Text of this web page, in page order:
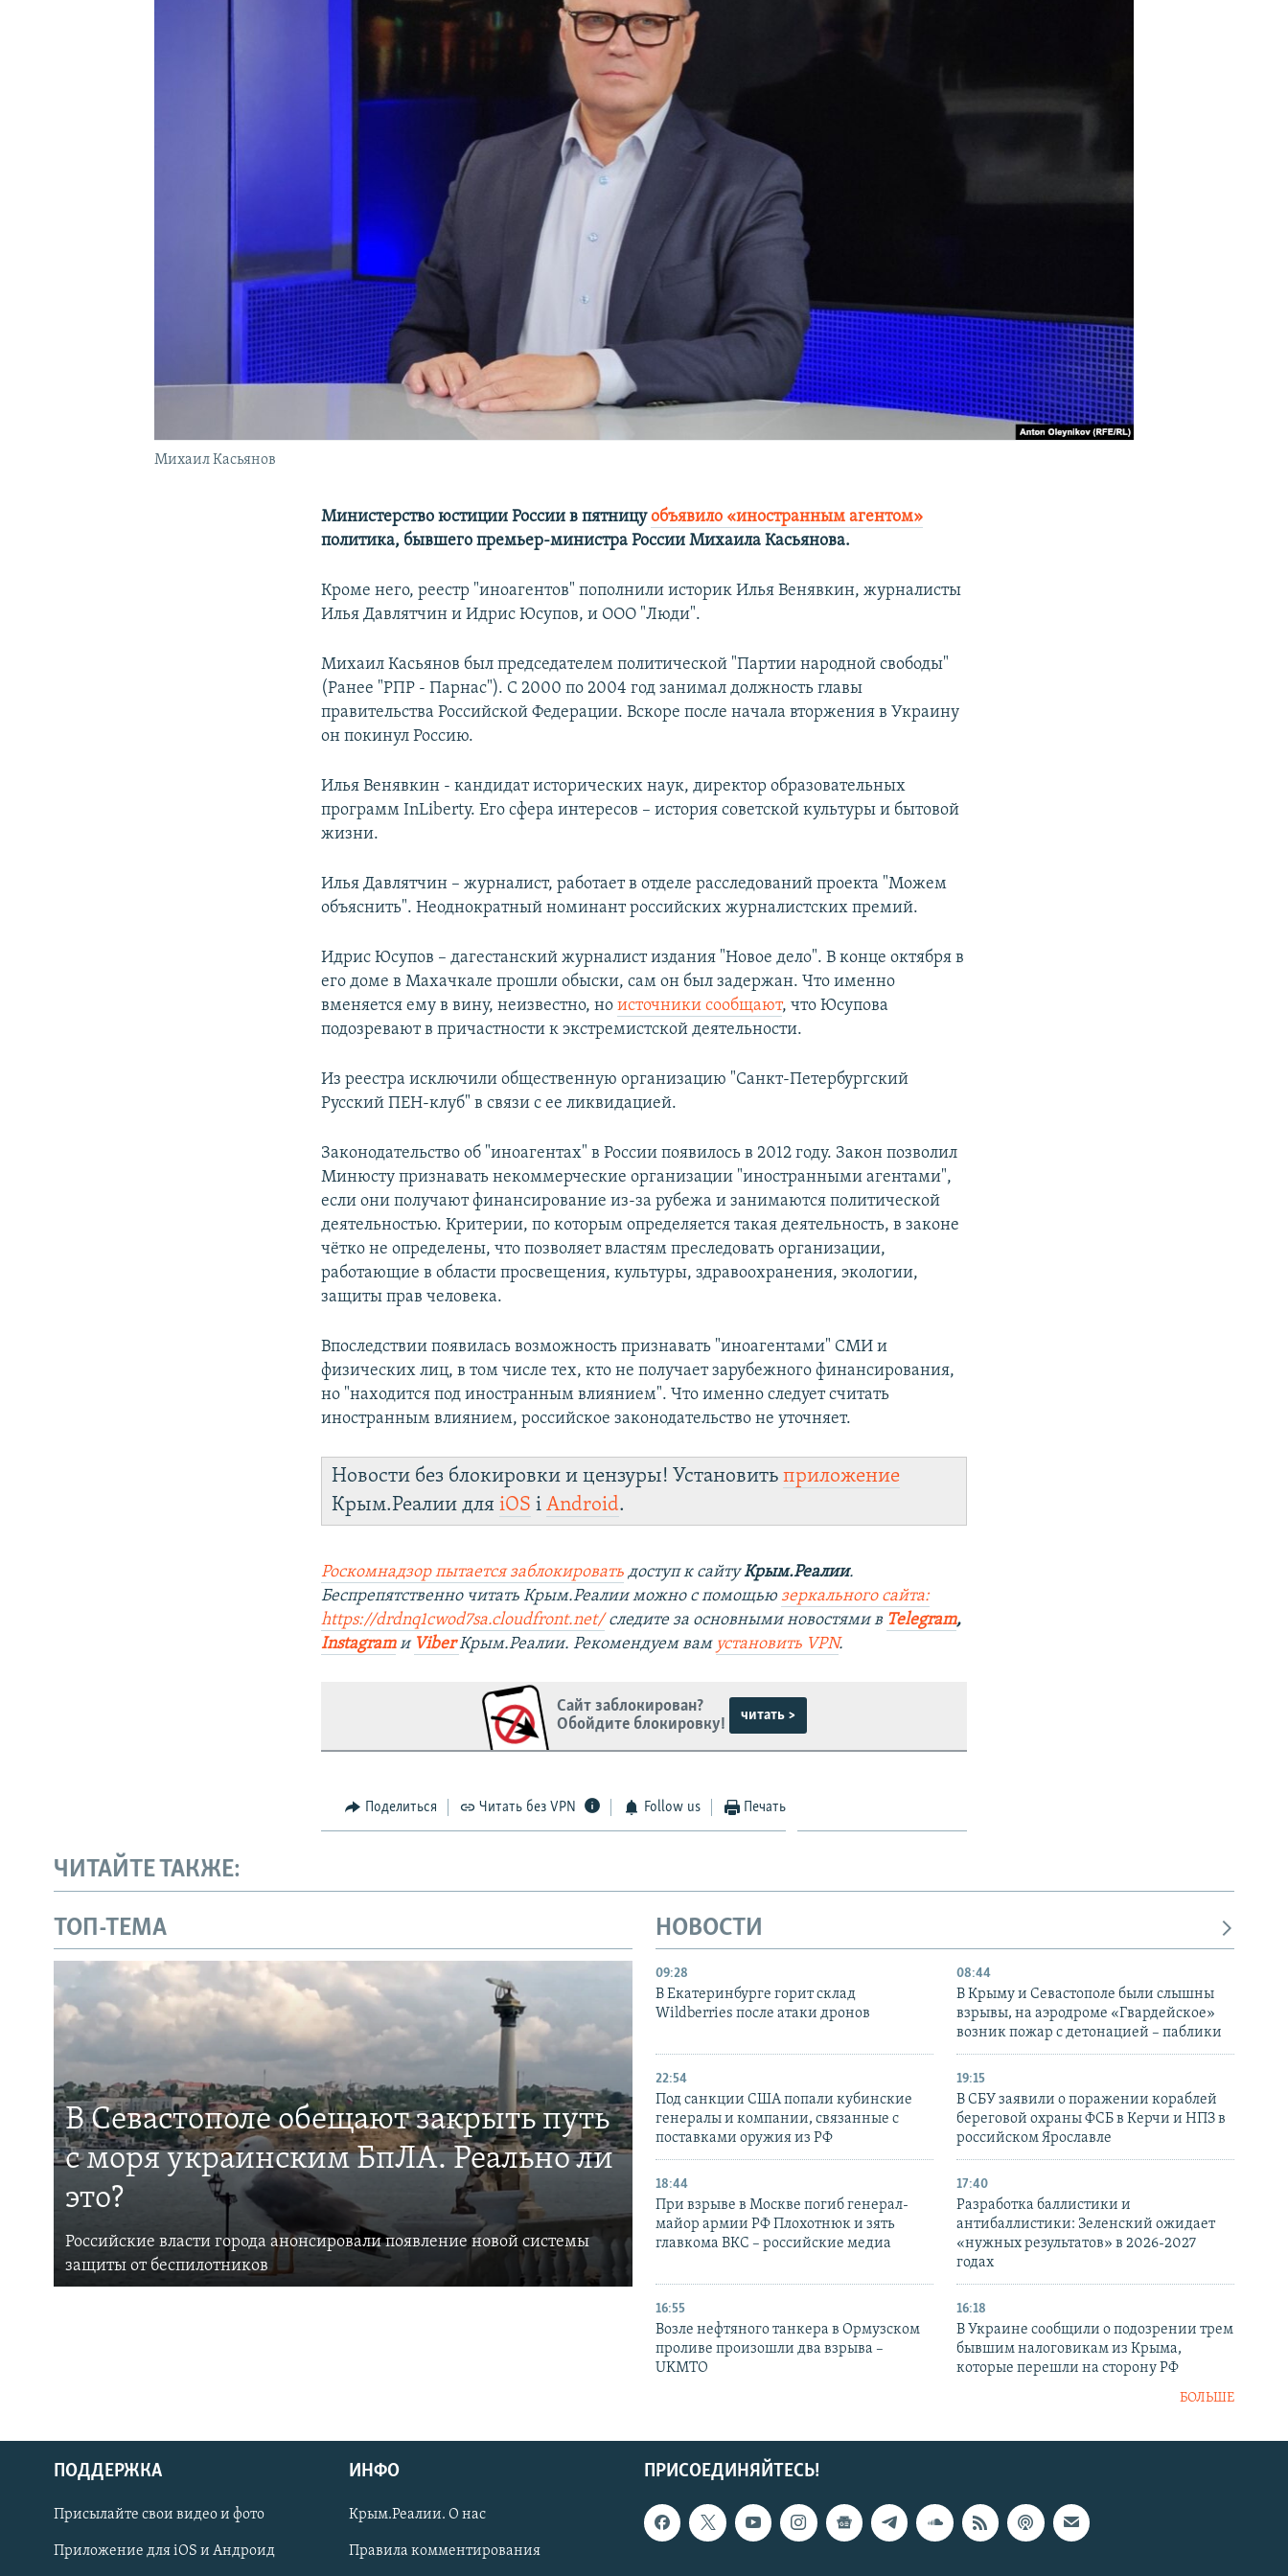
Українською
Qırımtatar
Михаил Касьянов
Министерство юстиции России в пятницуобъявило «иностранным агентом»
политика, бывшего премьер-министра России Михаила Касьянова.
Кроме него, реестр "иноагентов" пополнили историк Илья Венявкин, журналисты
Илья Давлятчин и Идрис Юсупов, и ООО "Люди".
Михаил Касьянов был председателем политической "Партии народной свободы"
(Ранее "РПР - Парнас"). С 2000 по 2004 год занимал должность главы
правительства Российской Федерации. Вскоре после начала вторжения в Украину
он покинул Россию.
Илья Венявкин - кандидат исторических наук, директор образовательных
программ InLiberty. Его сфера интересов – история советской культуры и бытовой
жизни.
Илья Давлятчин – журналист, работает в отделе расследований проекта "Можем
объяснить". Неоднократный номинант российских журналистских премий.
Идрис Юсупов – дагестанский журналист издания "Новое дело". В конце октября в
его доме в Махачкале прошли обыски, сам он был задержан. Что именно
вменяется ему в вину, неизвестно, ноисточники сообщают, что Юсупова
подозревают в причастности к экстремистской деятельности.
Из реестра исключили общественную организацию "Санкт-Петербургский
Русский ПЕН-клуб" в связи с ее ликвидацией.
Законодательство об "иноагентах" в России появилось в 2012 году. Закон позволил
Минюсту признавать некоммерческие организации "иностранными агентами",
если они получают финансирование из-за рубежа и занимаются политической
деятельностью. Критерии, по которым определяется такая деятельность, в законе
чётко не определены, что позволяет властям преследовать организации,
работающие в области просвещения, культуры, здравоохранения, экологии,
защиты прав человека.
Впоследствии появилась возможность признавать "иноагентами" СМИ и
физических лиц, в том числе тех, кто не получает зарубежного финансирования,
но "находится под иностранным влиянием". Что именно следует считать
иностранным влиянием, российское законодательство не уточняет.
Новости без блокировки и цензуры! Установитьприложение
Крым.Реалии дляiOS іAndroid.
Роскомнадзор пытается заблокировать доступ к сайтуКрым.Реалии.
Беспрепятственно читать Крым.Реалии можно с помощьюзеркального сайта:
https://drdnq1cwod7sa.cloudfront.net/следите за основными новостями в Telegram,
Instagram и Viber Крым.Реалии. Рекомендуем вам установить VPN.
Сайт заблокирован?
Обойдите блокировку!
читать >
Поделиться Читать без VPN Follow us Печать
ЧИТАЙТЕ ТАКЖЕ:
ТОП-ТЕМА
В Севастополе обещают закрыть путь
с моря украинским БпЛА. Реально ли
это?
Российские власти города анонсировали появление новой системы
защиты от беспилотников
НОВОСТИ
09:28
В Екатеринбурге горит склад
Wildberries после атаки дронов
08:44
В Крыму и Севастополе были слышны
взрывы, на аэродроме «Гвардейское»
возник пожар с детонацией – паблики
22:54
Под санкции США попали кубинские
генералы и компании, связанные с
поставками оружия из РФ
19:15
В СБУ заявили о поражении кораблей
береговой охраны ФСБ в Керчи и НПЗ в
российском Ярославле
18:44
При взрыве в Москве погиб генерал-
майор армии РФ Плохотнюк и зять
главкома ВКС – российские медиа
17:40
Разработка баллистики и
антибаллистики: Зеленский ожидает
«нужных результатов» в 2026-2027
годах
16:55
Возле нефтяного танкера в Ормузском
проливе произошли два взрыва –
UKMTO
16:18
В Украине сообщили о подозрении трем
бывшим налоговикам из Крыма,
которые перешли на сторону РФ
БОЛЬШЕ
ПРИСОЕДИНЯЙТЕСЬ!
ПОДДЕРЖКА
Присылайте свои видео и фото
Приложение для iOS и Андроид
ИНФО
Крым.Реалии. О нас
Правила комментирования